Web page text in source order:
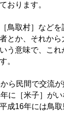
おります。
取村］などを
とか、それか
う意味で、こ
。
ら民間で交流
に［米子］が
成16年には鳥